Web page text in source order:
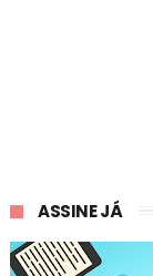
ASSINE JÁ